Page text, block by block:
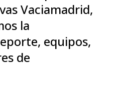
Vaciamadrid,
la
equipos,
de